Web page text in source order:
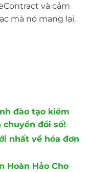
và cảm
mà nó mang lại.
đào tạo kiểm
đổi số!
nhất về hóa đơn
Hoàn Hảo Cho